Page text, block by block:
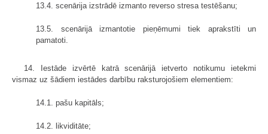
13.4. scenārija izstrādē izmanto reverso stresa testēšanu;
13.5. scenārijā izmantotie pieņēmumi tiek aprakstīti un
pamatoti.
14. Iestāde izvērtē katrā scenārijā ietverto notikumu ietekmi
vismaz uz šādiem iestādes darbību raksturojošiem elementiem:
14.1. pašu kapitāls;
14.2. likviditāte;